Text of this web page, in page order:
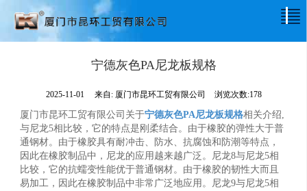
宁德灰色PA尼龙板规格
2025-11-01 来自: 厦门市昆环工贸有限公司 浏览次数:178
厦门市昆环工贸有限公司关于宁德灰色PA尼龙板规格相关介绍,
与尼龙5相比较，它的特点是刚柔结合。由于橡胶的弹性大于普
通钢材。由于橡胶具有耐冲击、防水、抗腐蚀和防潮等特点，
因此在橡胶制品中，尼龙的应用越来越广泛。尼龙8与尼龙5相
比较，它的抗蠕变性能优于普通钢材。由于橡胶的韧性大而且
易加工，因此在橡胶制品中非常广泛地应用。尼龙9与尼龙5相